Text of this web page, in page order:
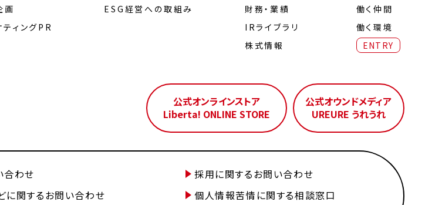
画
ィングPR
ESG経営への取組み
財務・業績
IRライブラリ
株式情報
働く仲間
働く環境
ENTRY
公式オンラインストア
Liberta! ONLINE STORE
公式オウンドメディア
UREURE うれうれ
合わせ
採用に関するお問い合わせ
関するお問い合わせ
個人情報苦情に関する相談窓口